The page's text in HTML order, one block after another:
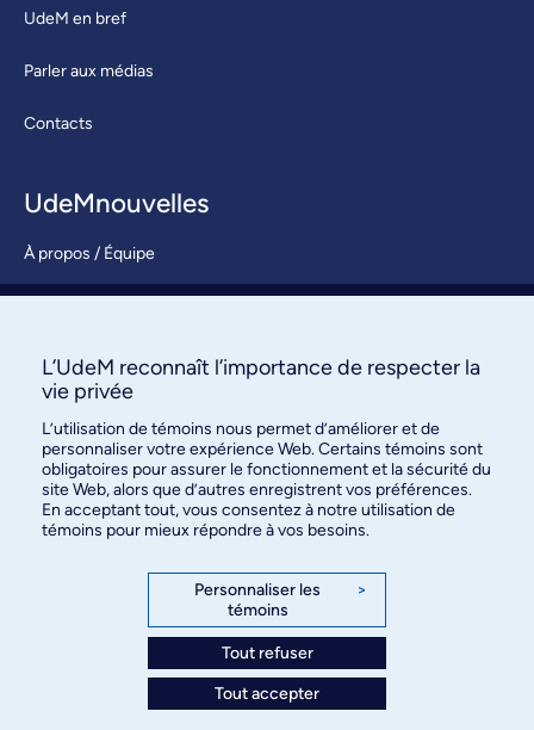
UdeM en bref
Parler aux médias
Contacts
UdeMnouvelles
À propos / Équipe
S’abonner
des relations publiques
3744, rue Jean-Brillant, bureau 490
Montréal (Québec) H3T 1P1
L’UdeM reconnaît l’importance de respecter la
vie privée
L’utilisation de témoins nous permet d’améliorer et de
personnaliser votre expérience Web. Certains témoins sont
obligatoires pour assurer le fonctionnement et la sécurité du
site Web, alors que d’autres enregistrent vos préférences.
En acceptant tout, vous consentez à notre utilisation de
témoins pour mieux répondre à vos besoins.
Personnaliser les
témoins
>
Tout refuser
Tout accepter